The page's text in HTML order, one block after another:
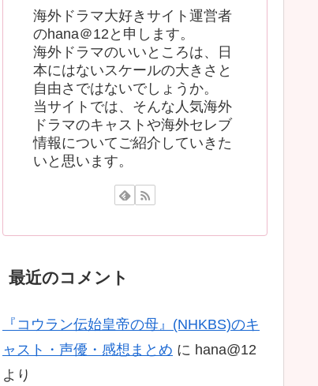
海外ドラマ大好きサイト運営者
のhana＠12と申します。
海外ドラマのいいところは、日
本にはないスケールの大きさと
自由さではないでしょうか。
当サイトでは、そんな人気海外
ドラマのキャストや海外セレブ
情報についてご紹介していきた
いと思います。
最近のコメント
『コウラン伝始皇帝の母』(NHKBS)のキ
ャスト・声優・感想まとめ に hana@12
より